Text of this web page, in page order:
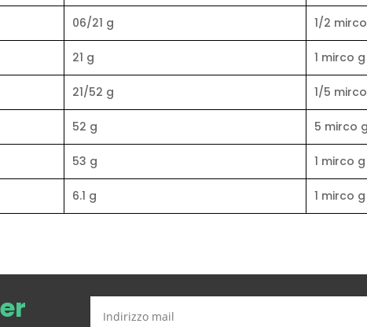
06/21 g 1/2
21 g 1 mirco g
21/52 g 1/5
52 g 5 mirco g
53 g 1 mirco g
6.1 g 1 mirco g